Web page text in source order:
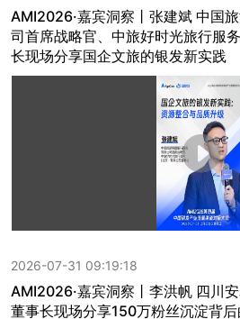
AMI2026·嘉宾洞察丨张建斌 中国
司首席战略官、中旅好时光旅行服
长现场分享国企文旅的银发新实践
2026-07-31 09:19:18
AMI2026·嘉宾洞察丨李洪帆 四川
董事长现场分享150万粉丝沉淀背